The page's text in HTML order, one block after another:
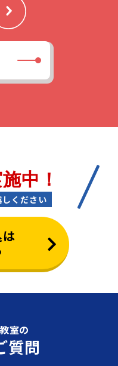
中！
ください
室の
質問